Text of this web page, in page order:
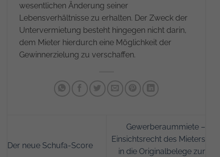
wesentlichen Änderung seiner
Lebensverhältnisse zu erhalten. Der Zweck der
Untervermietung besteht hingegen nicht darin,
dem Mieter hierdurch eine Möglichkeit der
Gewinnerzielung zu verschaffen.
Der neue Schufa-Score
Gewerberaummiete –
Einsichtsrecht des Mieters
in die Originalbelege zur